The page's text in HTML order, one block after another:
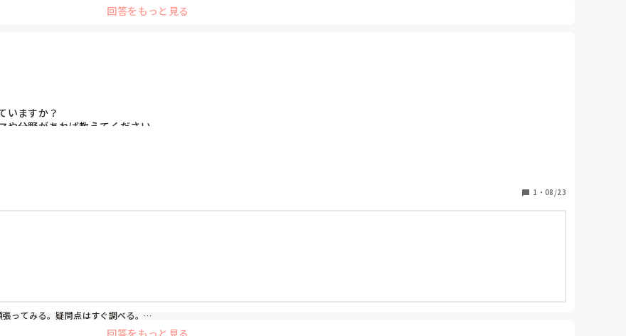
のは良くないのかも知れませんが、師長さんの采配によって違いが歴然でした。)
ーに伝え、医師との連絡は主にリーダーにすることで、情報共有は格段に早く、よくなりました。また、退院支援も進めやすく、早期退
すべて行う形式でした)
回答をもっと見る
いますか？
分野があれば教えてください。
1 ・ 08/23
ってみる。疑問点はすぐ調べる。